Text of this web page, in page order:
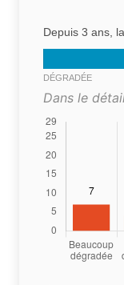
Depuis 3 ans,
DÉGRADÉE
Dans le